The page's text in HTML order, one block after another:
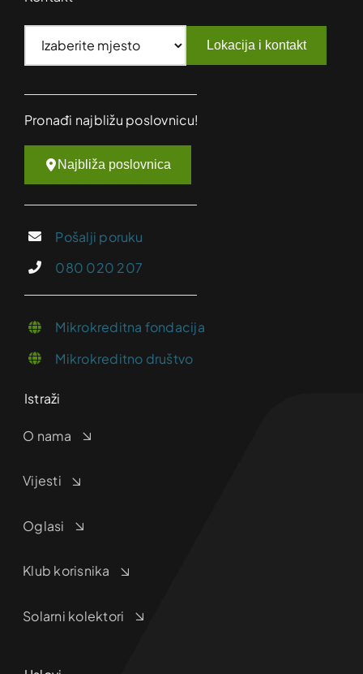
Lokacija i kontakt
Pronađi najbližu poslovnicu!
Najbliža poslovnica
Pošalji poruku
080 020 207
Mikrokreditna fondacija
Mikrokreditno društvo
Istraži
O nama
Vijesti
Oglasi
Klub korisnika
Solarni kolektori